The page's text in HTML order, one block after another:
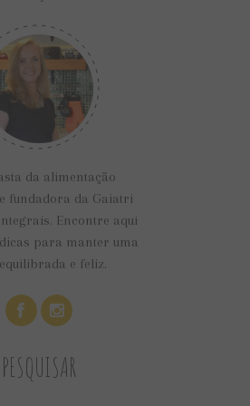
da alimentação
fundadora da Gaiatri
Encontre aqui
para manter uma
e feliz.
PESQUISAR